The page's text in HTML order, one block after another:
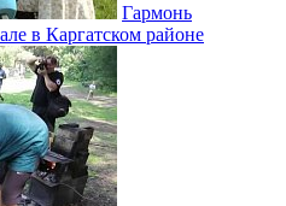
Гармонь
в Каргатском районе